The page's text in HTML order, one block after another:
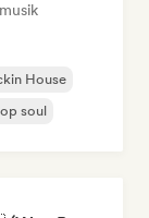
House
soul